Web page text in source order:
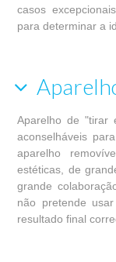
casos
para determinar a
Aparelho de "tirar
aconselháveis
aparelho
estéticas, de
grande
não pretende
resultado final